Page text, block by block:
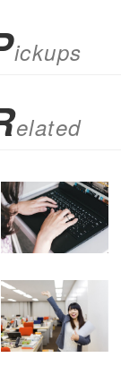
ickups
elated